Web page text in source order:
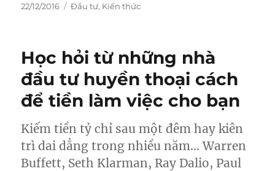
Posted
22/12/2016 Categories
Đầu tư, Kiến thức
Học hỏi từ những nhà
đầu tư huyền thoại cách
để tiền làm việc cho bạn
Kiếm tiền tỷ chỉ sau một đêm hay kiên
trì dai dẳng trong nhiều năm… Warren
Buffett, Seth Klarman, Ray Dalio, Paul